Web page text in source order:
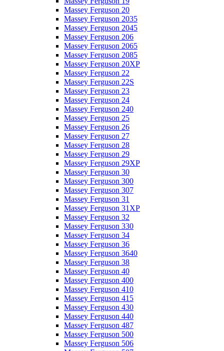
Massey Ferguson 20
Massey Ferguson 2035
Massey Ferguson 2045
Massey Ferguson 206
Massey Ferguson 2065
Massey Ferguson 2085
Massey Ferguson 20XP
Massey Ferguson 22
Massey Ferguson 22S
Massey Ferguson 23
Massey Ferguson 24
Massey Ferguson 240
Massey Ferguson 25
Massey Ferguson 26
Massey Ferguson 27
Massey Ferguson 28
Massey Ferguson 29
Massey Ferguson 29XP
Massey Ferguson 30
Massey Ferguson 300
Massey Ferguson 307
Massey Ferguson 31
Massey Ferguson 31XP
Massey Ferguson 32
Massey Ferguson 330
Massey Ferguson 34
Massey Ferguson 36
Massey Ferguson 3640
Massey Ferguson 38
Massey Ferguson 40
Massey Ferguson 400
Massey Ferguson 410
Massey Ferguson 415
Massey Ferguson 430
Massey Ferguson 440
Massey Ferguson 487
Massey Ferguson 500
Massey Ferguson 506